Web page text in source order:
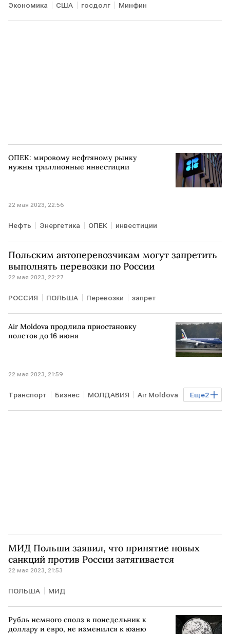
Экономика США госдолг Минфин
ОПЕК: мировому нефтяному рынку
нужны триллионные инвестиции
22 мая 2023, 22:56
Нефть Энергетика ОПЕК инвестиции
Польским автоперевозчикам могут запретить
выполнять перевозки по России
22 мая 2023, 22:27
РОССИЯ ПОЛЬША Перевозки запрет
Air Moldova продлила приостановку
полетов до 16 июня
22 мая 2023, 21:59
Еще2
Транспорт Бизнес МОЛДАВИЯ Air Moldova
приостановка полеты
МИД Польши заявил, что принятие новых
санкций против России затягивается
22 мая 2023, 21:53
ПОЛЬША МИД
Рубль немного сполз в понедельник к
доллару и евро, не изменился к юаню